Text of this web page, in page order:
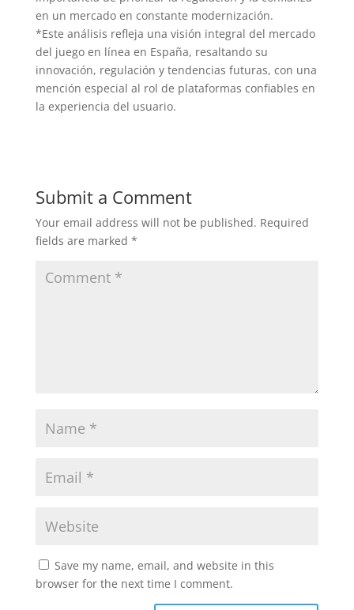
en un mercado en constante modernización.
*Este análisis refleja una visión integral del mercado
del juego en línea en España, resaltando su
innovación, regulación y tendencias futuras, con una
mención especial al rol de plataformas confiables en
la experiencia del usuario.
Submit a Comment
Your email address will not be published. Required
fields are marked *
Save my name, email, and website in this
browser for the next time I comment.